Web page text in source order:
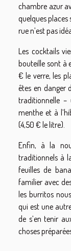
chambre azur
quelques places
rue n’est pas
Les cocktails
bouteille sont à
€ le verre, les
êtes en danger
traditionnelle
menthe et à
(4,50 € le litre).
Enfin, à la
traditionnels à
feuilles de
familier avec
les burritos
qui est une
de s’en tenir
choses